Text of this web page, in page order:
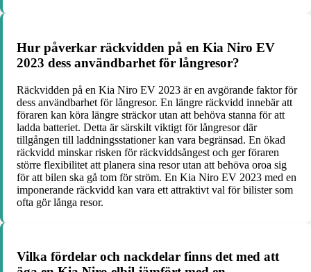
Hur påverkar räckvidden på en Kia Niro EV
2023 dess användbarhet för långresor?
Räckvidden på en Kia Niro EV 2023 är en avgörande faktor för
dess användbarhet för långresor. En längre räckvidd innebär att
föraren kan köra längre sträckor utan att behöva stanna för att
ladda batteriet. Detta är särskilt viktigt för långresor där
tillgången till laddningsstationer kan vara begränsad. En ökad
räckvidd minskar risken för räckviddsångest och ger föraren
större flexibilitet att planera sina resor utan att behöva oroa sig
för att bilen ska gå tom för ström. En Kia Niro EV 2023 med en
imponerande räckvidd kan vara ett attraktivt val för bilister som
ofta gör långa resor.
Vilka fördelar och nackdelar finns det med att